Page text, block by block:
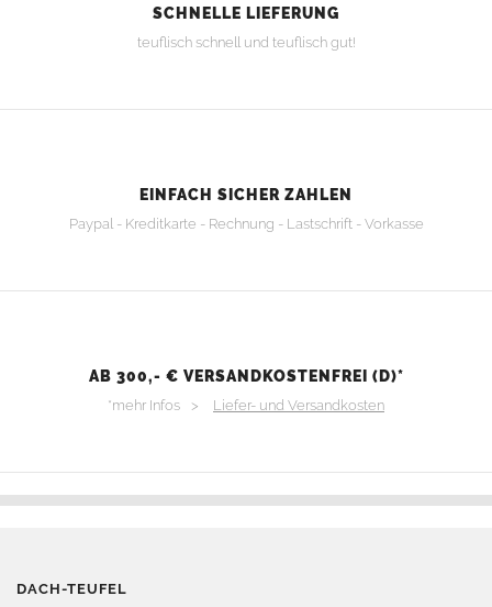
SCHNELLE LIEFERUNG
teuflisch schnell und teuflisch gut!
EINFACH SICHER ZAHLEN
Paypal - Kreditkarte - Rechnung - Lastschrift - Vorkasse
AB 300,- € VERSANDKOSTENFREI (D)*
*mehr Infos > Liefer- und Versandkosten
DACH-TEUFEL